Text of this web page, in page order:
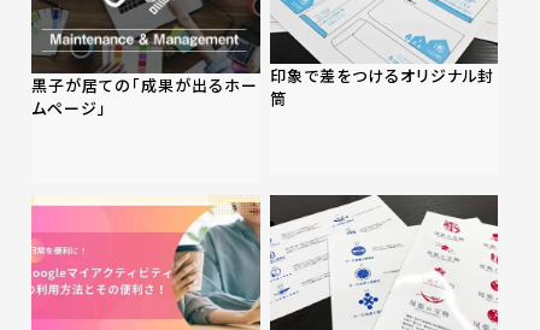
黒子が居ての「成果が出るホー
ムページ」
印象で差をつけるオリジナル封
筒